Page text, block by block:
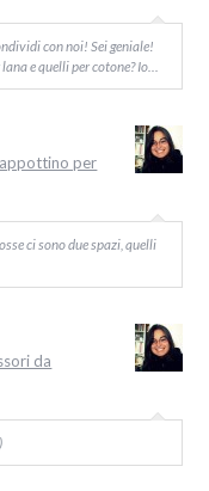
con noi! Sei geniale!
e quelli per cotone? Io…
per
ci sono due spazi, quelli
da